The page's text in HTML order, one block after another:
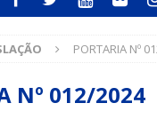
PORTARIA Nº
Nº 012/2024